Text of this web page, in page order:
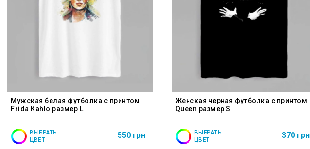
Мужская белая футболка с принтом
Frida Kahlo размер L
ВЫБРАТЬ
ЦВЕТ
550 грн
Женская черная футболка с принтом
Queen размер S
ВЫБРАТЬ
ЦВЕТ
370 грн